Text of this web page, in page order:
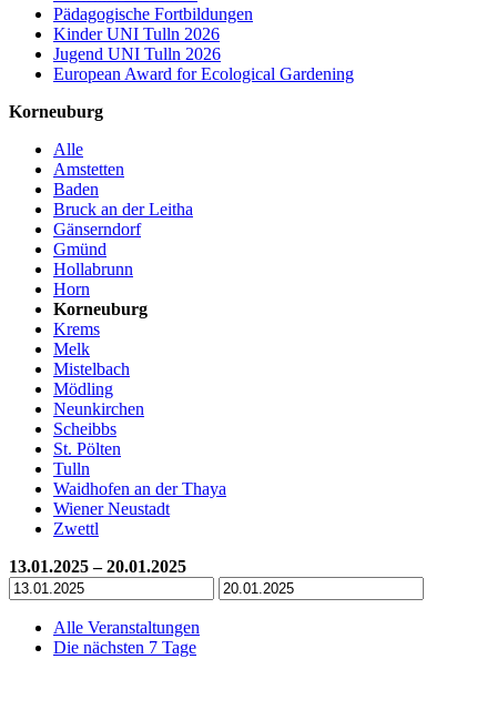
Pädagogische Fortbildungen
Kinder UNI Tulln 2026
Jugend UNI Tulln 2026
European Award for Ecological Gardening
Korneuburg
Alle
Amstetten
Baden
Bruck an der Leitha
Gänserndorf
Gmünd
Hollabrunn
Horn
Korneuburg
Krems
Melk
Mistelbach
Mödling
Neunkirchen
Scheibbs
St. Pölten
Tulln
Waidhofen an der Thaya
Wiener Neustadt
Zwettl
13.01.2025 – 20.01.2025
Alle Veranstaltungen
Die nächsten 7 Tage